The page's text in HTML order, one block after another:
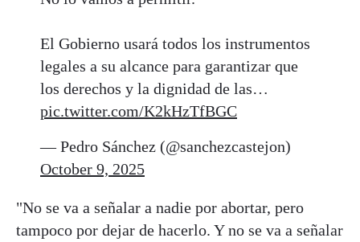
El Gobierno usará todos los instrumentos
legales a su alcance para garantizar que
los derechos y la dignidad de las…
pic.twitter.com/K2kHzTfBGC
— Pedro Sánchez (@sanchezcastejon)
October 9, 2025
"No se va a señalar a nadie por abortar, pero
tampoco por dejar de hacerlo. Y no se va a señalar